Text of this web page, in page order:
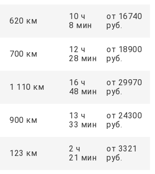
620 км
10 ч
8 мин
от 16740
руб.
700 км
12 ч
28 мин
от 18900
руб.
1 110 км
16 ч
48 мин
от 29970
руб.
900 км
13 ч
33 мин
от 24300
руб.
123 км
2 ч
21 мин
от 3321
руб.